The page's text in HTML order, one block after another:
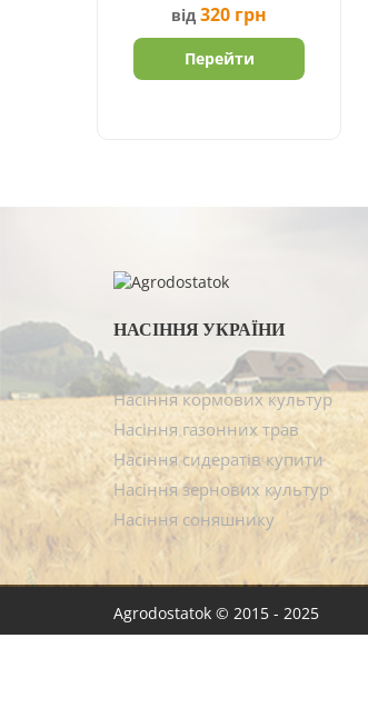
від 320 грн
Перейти
НАСІННЯ УКРАЇНИ
Насіння кормових культур
Насіння газонних трав
Насіння сидератів купити
Насіння зернових культур
Насіння соняшнику
Agrodostatok © 2015 - 2025